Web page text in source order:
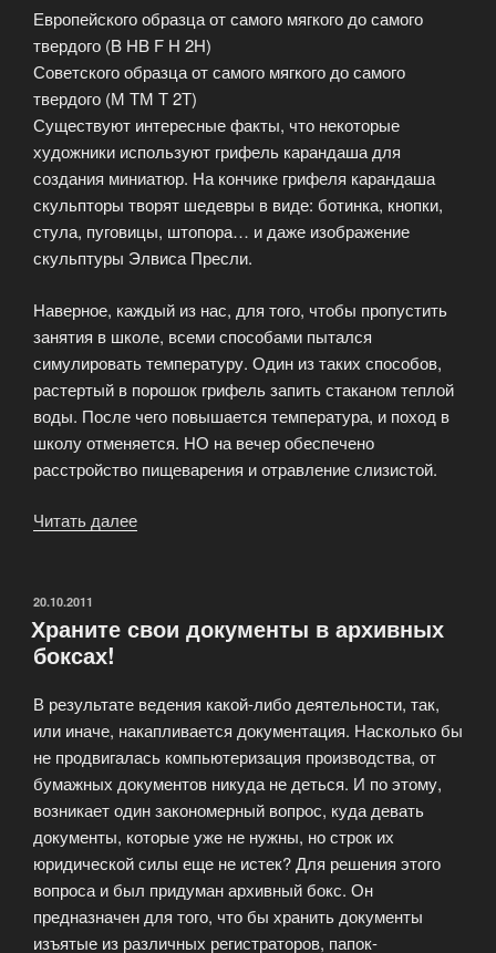
Европейского образца от самого мягкого до самого
твердого (B HB F H 2H)
Советского образца от самого мягкого до самого
твердого (М ТМ Т 2Т)
Существуют интересные факты, что некоторые
художники используют грифель карандаша для
создания миниатюр. На кончике грифеля карандаша
скульпторы творят шедевры в виде: ботинка, кнопки,
стула, пуговицы, штопора… и даже изображение
скульптуры Элвиса Пресли.
Наверное, каждый из нас, для того, чтобы пропустить
занятия в школе, всеми способами пытался
симулировать температуру. Один из таких способов,
растертый в порошок грифель запить стаканом теплой
воды. После чего повышается температура, и поход в
школу отменяется. НО на вечер обеспечено
расстройство пищеварения и отравление слизистой.
Читать далее
ОПУБЛИКОВАНО
20.10.2011
Храните свои документы в архивных
боксах!
В результате ведения какой-либо деятельности, так,
или иначе, накапливается документация. Насколько бы
не продвигалась компьютеризация производства, от
бумажных документов никуда не деться. И по этому,
возникает один закономерный вопрос, куда девать
документы, которые уже не нужны, но строк их
юридической силы еще не истек? Для решения этого
вопроса и был придуман архивный бокс. Он
предназначен для того, что бы хранить документы
изъятые из различных регистраторов, папок-